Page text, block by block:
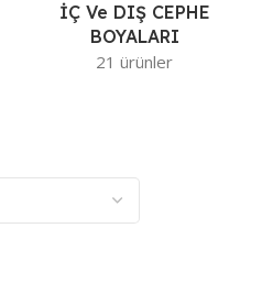
İÇ Ve DIŞ CEPHE
BOYALARI
21 ürünler